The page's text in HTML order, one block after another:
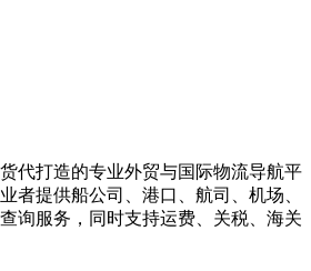
代打造的专业外贸与国际物流导航平
者提供船公司、港口、航司、机场、
询服务，同时支持运费、关税、海关